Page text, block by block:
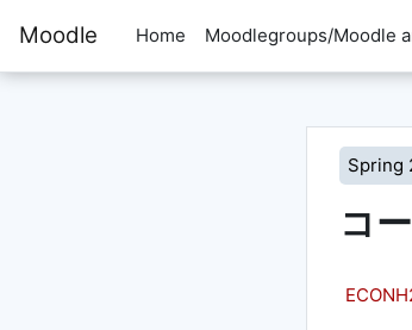
Moodle Home Moodlegroups/Moodle
Spring
コ